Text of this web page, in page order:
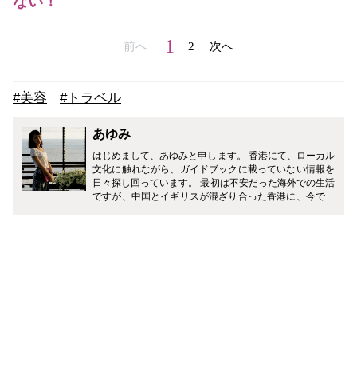
前へ 1 2 次へ
#美容 #トラベル
あゆみ
はじめまして、あゆみと申します。 香港にて、ローカル
文化に触れながら、ガイドブックに載っていない情報を
日々探し回っています。 最初は不安だった海外での生活
ですが、中国とイギリスが混ざり合った香港に、今では